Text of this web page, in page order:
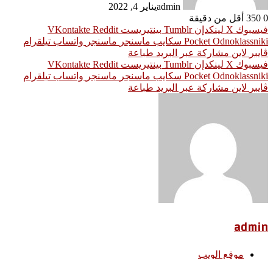
adminيناير 4, 2022
0
أقل من دقيقة
فيسبوك ‫X لينكدإن بينتيريست
Odnoklassniki
‫Pocket سكايب ماسنجر ماسنجر واتساب تيلقرام
ڤايبر لاين مشاركة عبر البريد طباعة
فيسبوك ‫X لينكدإن بينتيريست
Odnoklassniki
‫Pocket سكايب ماسنجر ماسنجر واتساب تيلقرام
ڤايبر لاين مشاركة عبر البريد طباعة
admin
موقع الويب